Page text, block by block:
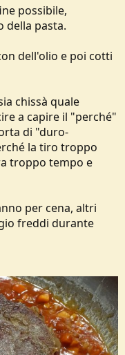
possibile,
della pasta.
dell'olio e poi cotti
chissà quale
a capire il "perché"
di "duro-
la tiro troppo
troppo tempo e
per cena, altri
freddi durante